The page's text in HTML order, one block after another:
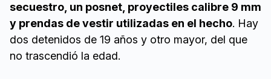
secuestro, un posnet, proyectiles calibre 9 mm
y prendas de vestir utilizadas en el hecho. Hay
dos detenidos de 19 años y otro mayor, del que
no trascendió la edad.